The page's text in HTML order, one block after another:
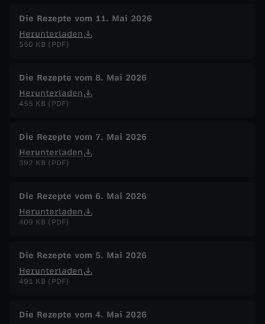
Die Rezepte vom 11. Mai 2026
Herunterladen
550 KB (PDF)
Die Rezepte vom 8. Mai 2026
Herunterladen
455 KB (PDF)
Die Rezepte vom 7. Mai 2026
Herunterladen
392 KB (PDF)
Die Rezepte vom 6. Mai 2026
Herunterladen
409 KB (PDF)
Die Rezepte vom 5. Mai 2026
Herunterladen
491 KB (PDF)
Die Rezepte vom 4. Mai 2026